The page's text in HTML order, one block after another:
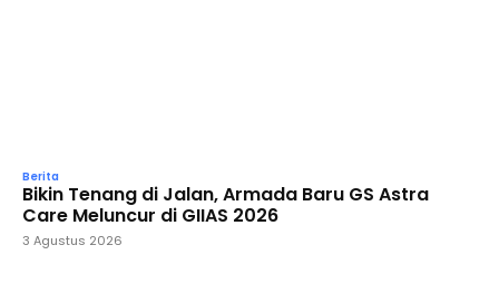
Berita
Bikin Tenang di Jalan, Armada Baru GS Astra
Care Meluncur di GIIAS 2026
3 Agustus 2026